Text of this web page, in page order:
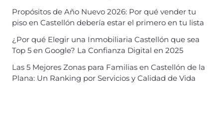
Propósitos de Año Nuevo 2026: Por qué vender tu
piso en Castellón debería estar el primero en tu lista
¿Por qué Elegir una Inmobiliaria Castellón que sea
Top 5 en Google? La Confianza Digital en 2025
Las 5 Mejores Zonas para Familias en Castellón de la
Plana: Un Ranking por Servicios y Calidad de Vida